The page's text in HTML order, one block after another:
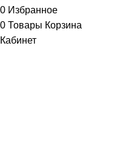
0 Избранное
0 Товары Корзина
Кабинет